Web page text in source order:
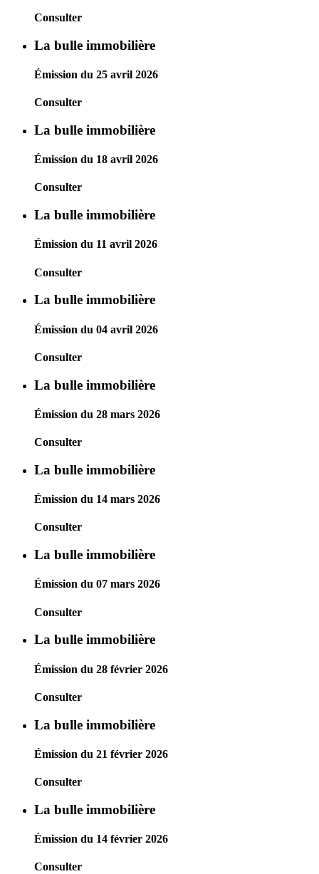
Consulter
La bulle immobilière
Émission du 25 avril 2026
Consulter
La bulle immobilière
Émission du 18 avril 2026
Consulter
La bulle immobilière
Émission du 11 avril 2026
Consulter
La bulle immobilière
Émission du 04 avril 2026
Consulter
La bulle immobilière
Émission du 28 mars 2026
Consulter
La bulle immobilière
Émission du 14 mars 2026
Consulter
La bulle immobilière
Émission du 07 mars 2026
Consulter
La bulle immobilière
Émission du 28 février 2026
Consulter
La bulle immobilière
Émission du 21 février 2026
Consulter
La bulle immobilière
Émission du 14 février 2026
Consulter